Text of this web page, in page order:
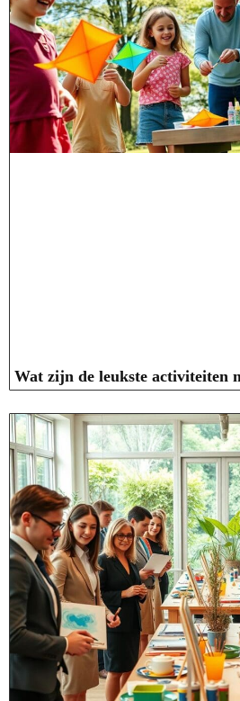
Wat zijn de leukste activiteiten